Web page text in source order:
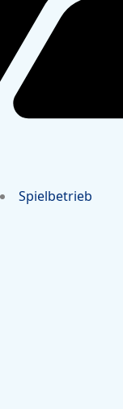
Spielbetrieb